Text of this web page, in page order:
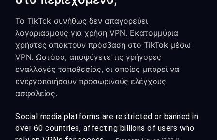
Το TikTok συνήθως δεν απαγορεύει
λογαριασμούς για χρήση VPN. Εκατομμύρια
χρήστες αποκτούν πρόσβαση στο TikTok μέσω
VPN. Ωστόσο, αποφύγετε τις γρήγορες
εναλλαγές τοποθεσίας, οι οποίες μπορεί να
ενεργοποιήσουν προσωρινούς ελέγχους
ασφαλείας.
Social media platforms are restricted or banned in
over 60 countries, affecting billions of users who